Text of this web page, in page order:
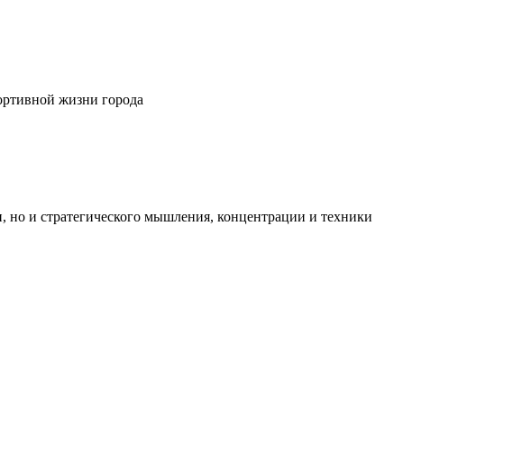
жизни города
но и стратегического мышления, концентрации и техники